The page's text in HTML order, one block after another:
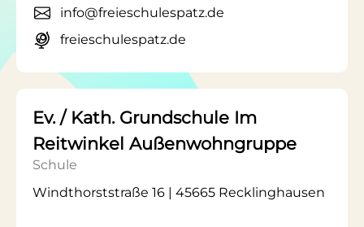
info@freieschulespatz.de
freieschulespatz.de
Ev. / Kath. Grundschule Im
Reitwinkel Außenwohngruppe
Schule
Windthorststraße 16 | 45665 Recklinghausen